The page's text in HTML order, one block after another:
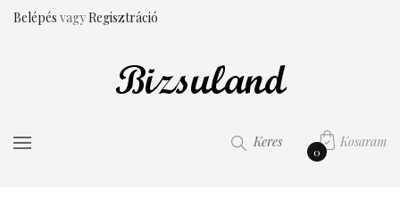
Belépés vagyRegisztráció
Kosaram
0
Keres